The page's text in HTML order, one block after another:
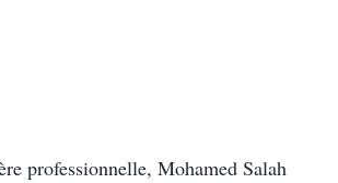
professionnelle, Mohamed Salah